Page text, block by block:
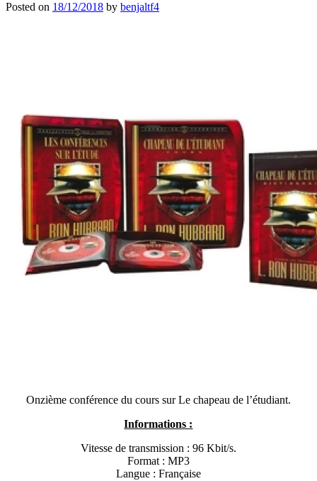
Posted on 18/12/2018 by benjaltf4
Onzième conférence du cours sur Le chapeau de l’étudiant.
Informations :
Vitesse de transmission : 96 Kbit/s.
Format : MP3
Langue : Française